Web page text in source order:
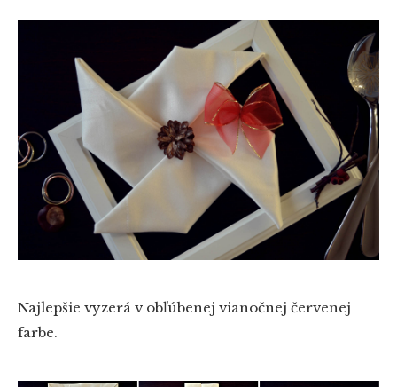
Najlepšie vyzerá v obľúbenej vianočnej červenej
farbe.